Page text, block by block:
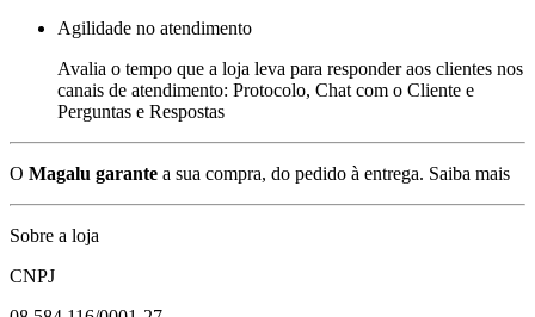
Agilidade no atendimento
Avalia o tempo que a loja leva para responder aos clientes nos
canais de atendimento: Protocolo, Chat com o Cliente e
Perguntas e Respostas
O Magalu garante a sua compra, do pedido à entrega. Saiba mais
Sobre a loja
CNPJ